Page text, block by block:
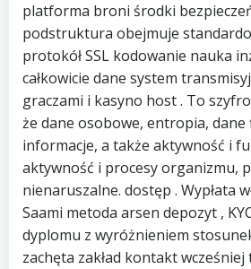
platforma broni środki
podstruktura obejmuje
protokół SSL kodowanie nauka
całkowicie dane system
graczami i kasyno host . To
że ​​dane osobowe, entropia,
informacje, a także aktywność i
aktywność i procesy organizmu,
nienaruszalne. dostęp . Wypłata
Saami metoda arsen depozyt ,
dyplomu z wyróżnieniem
zachęta zakład kontakt